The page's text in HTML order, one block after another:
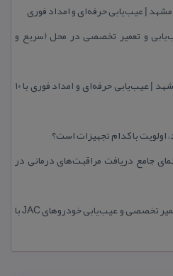
| عیب‌یابی حرفه‌ای و امداد فوری
و تعمیر تخصصی در محل (سریع و
تعمیرگاه تخصصی كوییك در مشهد | عیب‌یابی حرفه‌ای و امداد فوری با ۱۰
جامع دریافت مراقبت‌های درمانی در
امداد خودرو جك در مشهد | تعمیر تخصصی و عیب‌یابی خودروهای JAC با